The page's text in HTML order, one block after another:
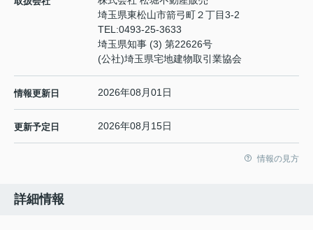
埼玉県東松山市箭弓町２丁目3-2
TEL:0493-25-3633
埼玉県知事 (3) 第22626号
(公社)埼玉県宅地建物取引業協会
情報更新日 2026年08月01日
更新予定日 2026年08月15日
情報の見方
詳細情報